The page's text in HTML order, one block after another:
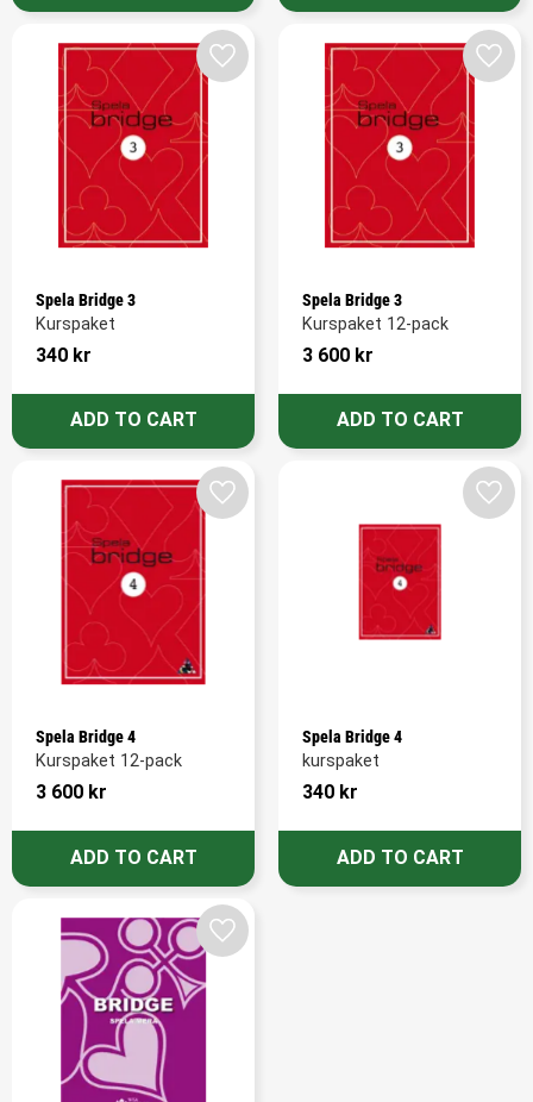
Spela Bridge 3
Kurspaket
340 kr
Add to favorites
Spela Bridge 3
Kurspaket 12-pack
3 600 kr
Add
Spela Bridge 4
Kurspaket 12-pack
3 600 kr
Add to favorites
Spela Bridge 4
kurspaket
340 kr
Add
Add to favorites